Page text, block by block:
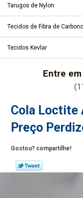
Tarugos de Nylon
Tecidos de Fibra de Carbono
Tecidos Kevlar
Entre
Cola Loctite
Preço
Gostou? compartilhe!